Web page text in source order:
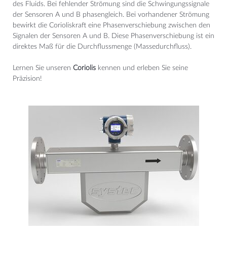
des Fluids. Bei fehlender Strömung sind die Schwingungssignale
der Sensoren A und B phasengleich. Bei vorhandener Strömung
bewirkt die Corioliskraft eine Phasenverschiebung zwischen den
Signalen der Sensoren A und B. Diese Phasenverschiebung ist ein
direktes Maß für die Durchflussmenge (Massedurchfluss).
Lernen Sie unseren Corioliskennen und erleben Sie seine
Präzision!